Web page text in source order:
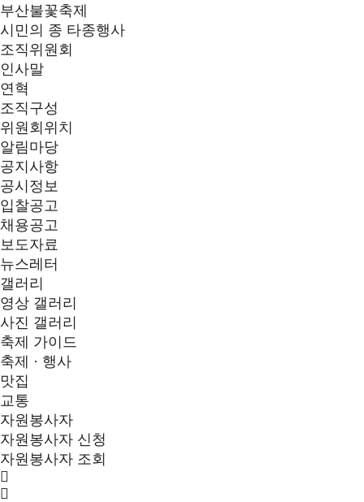
부산불꽃축제
시민의 종 타종행사
조직위원회
인사말
연혁
조직구성
위원회위치
알림마당
공지사항
공시정보
입찰공고
채용공고
보도자료
뉴스레터
갤러리
영상 갤러리
사진 갤러리
축제 가이드
축제 · 행사
맛집
교통
자원봉사자
자원봉사자 신청
자원봉사자 조회